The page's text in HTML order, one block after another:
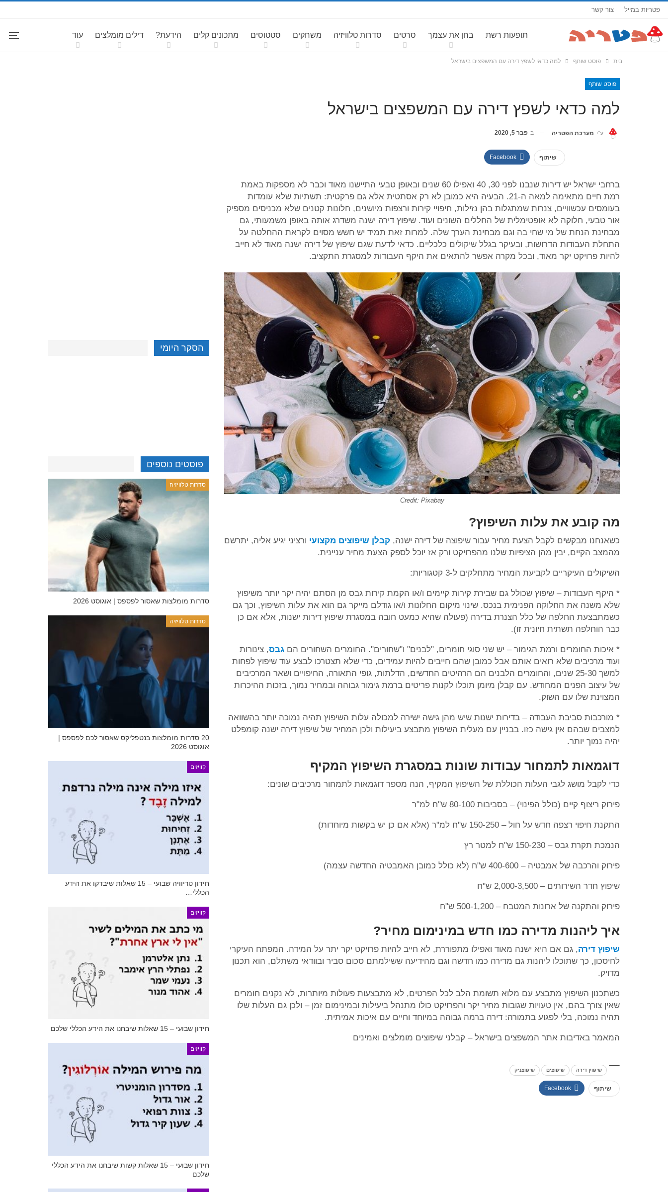
פטריות במייל צור קשר
תופעות רשת בחן את עצמך סרטים סדרות טלוויזיה משחקים סטטוסים מתכונים קלים הידעת? דילים מומלצים עוד
בית פוסט שותף למה כדאי לשפץ דירה עם המשפצים בישראל
פוסט שותף
למה כדאי לשפץ דירה עם המשפצים בישראל
ע"י מערכת הפטריה ב פבר 5, 2020
שיתוף Facebook
ברחבי ישראל יש דירות שנבנו לפני 30, 40 ואפילו 60 שנים ובאופן טבעי התיישנו מאוד וכבר לא מספקות באמת
רמת חיים מתאימה למאה ה-21. הבעיה היא כמובן לא רק אסתטית אלא גם פרקטית: תשתיות שלא עומדות
בעומסים עכשוויים, צנרות שמתגלות בהן נזילות, חיפויי קירות ורצפות מיושנים, חלונות קטנים שלא מכניסים מספיק
אור טבעי, חלוקה לא אופטימלית של החללים השונים ועוד. שיפוץ דירה ישנה משדרג אותה באופן משמעותי, גם
מבחינת הנחת של מי שחי בה וגם מבחינת הערך שלה. למרות זאת תמיד יש חשש מסוים לקראת ההחלטה על
התחלת העבודות הדרושות, ובעיקר בגלל שיקולים כלכליים. כדאי לדעת שגם שיפוץ של דירה ישנה מאוד לא חייב
להיות פרויקט יקר מאוד, ובכל מקרה אפשר להתאים את היקף העבודות למסגרת התקציב.
Credit: Pixabay
מה קובע את עלות השיפוץ?
כשאנחנו מבקשים לקבל הצעת מחיר עבור שיפוצה של דירה ישנה, קבלן שיפוצים מקצועי ורציני יגיע אליה, יתרשם
מהמצב הקיים, יבין מהן הציפיות שלנו מהפרויקט ורק אז יוכל לספק הצעת מחיר עניינית.
השיקולים העיקריים לקביעת המחיר מתחלקים ל-3 קטגוריות:
* היקף העבודות – שיפוץ שכולל גם שבירת קירות קיימים ו/או הקמת קירות גבס מן הסתם יהיה יקר יותר משיפוץ
שלא משנה את החלוקה הפנימית בנכס. שינוי מיקום החלונות ו/או גודלם מייקר גם הוא את עלות השיפוץ, וכך גם
כשמתבצעת החלפה של כלל הצנרת בדירה (פעולה שהיא כמעט חובה במסגרת שיפוץ דירות ישנות, אלא אם כן
כבר הוחלפה תשתית חיונית זו).
* איכות החומרים ורמת הגימור – יש שני סוגי חומרים, "לבנים" ו"שחורים". החומרים השחורים הם גבס, צינורות
ועוד מרכיבים שלא רואים אותם אבל כמובן שהם חייבים להיות עמידים, כדי שלא תצטרכו לבצע עוד שיפוץ לפחות
למשך 25-30 שנים, והחומרים הלבנים הם הרהיטים החדשים, הדלתות, גופי התאורה, החיפויים ושאר המרכיבים
של עיצוב הפנים המחודש. עם קבלן מיומן תוכלו לקנות פריטים ברמת גימור גבוהה ובמחיר נמוך, בזכות ההיכרות
המצוינת שלו עם השוק.
* מורכבות סביבת העבודה – בדירות ישנות שיש מהן גישה ישירה למכולה עלות השיפוץ תהיה נמוכה יותר בהשוואה
למצבים שבהם אין גישה כזו. בבניין עם מעלית השיפוץ מתבצע ביעילות ולכן המחיר של שיפוץ דירה ישנה קומפלט
יהיה נמוך יותר.
דוגמאות לתמחור עבודות שונות במסגרת השיפוץ המקיף
כדי לקבל מושג לגבי העלות הכוללת של השיפוץ המקיף, הנה מספר דוגמאות לתמחור מרכיבים שונים:
פירוק ריצוף קיים (כולל הפינוי) – בסביבות 80-100 ש"ח למ"ר
התקנת חיפוי רצפה חדש על חול – 150-250 ש"ח למ"ר (אלא אם כן יש בקשות מיוחדות)
הנמכת תקרת גבס – 150-230 ש"ח למטר רץ
פירוק והרכבה של אמבטיה – 400-600 ש"ח (לא כולל כמובן האמבטיה החדשה עצמה)
שיפוץ חדר השירותים – 2,000-3,500 ש"ח
פירוק והתקנה של ארונות המטבח – 500-1,200 ש"ח
איך ליהנות מדירה כמו חדש במינימום מחיר?
שיפוץ דירה, גם אם היא ישנה מאוד ואפילו מתפוררת, לא חייב להיות פרויקט יקר יתר על המידה. המפתח העיקרי
לחיסכון, כך שתוכלו ליהנות גם מדירה כמו חדשה וגם מהידיעה ששילמתם סכום סביר ובוודאי משתלם, הוא תכנון
מדויק.
כשתכנון השיפוץ מתבצע עם מלוא תשומת הלב לכל הפרטים, לא מתבצעות פעולות מיותרות, לא נקנים חומרים
שאין צורך בהם, אין טעויות שגובות מחיר יקר והפרויקט כולו מתנהל ביעילות ובמינימום זמן – ולכן גם העלות שלו
תהיה נמוכה, בלי לפגוע בתמורה: דירה ברמה גבוהה במיוחד וחיים עם איכות אמיתית.
המאמר באדיבות אתר המשפצים בישראל – קבלני שיפוצים מומלצים ואמינים
שיפוץ דירה שיפוצים שיפוצניק
שיתוף Facebook
הסקר היומי
פוסטים נוספים
סדרות טלוויזיה
סדרות מומלצות שאסור לפספס | אוגוסט 2026
סדרות טלוויזיה
20 סדרות מומלצות בנטפליקס שאסור לכם לפספס |
אוגוסט 2026
קוויזים
חידון טריוויה שבועי – 15 שאלות שיבדקו את הידע
הכללי…
קוויזים
חידון שבועי – 15 שאלות שיבחנו את הידע הכללי שלכם
קוויזים
חידון שבועי – 15 שאלות קשות שיבחנו את הידע הכללי
שלכם